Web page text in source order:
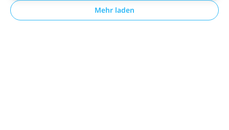
Mehr laden